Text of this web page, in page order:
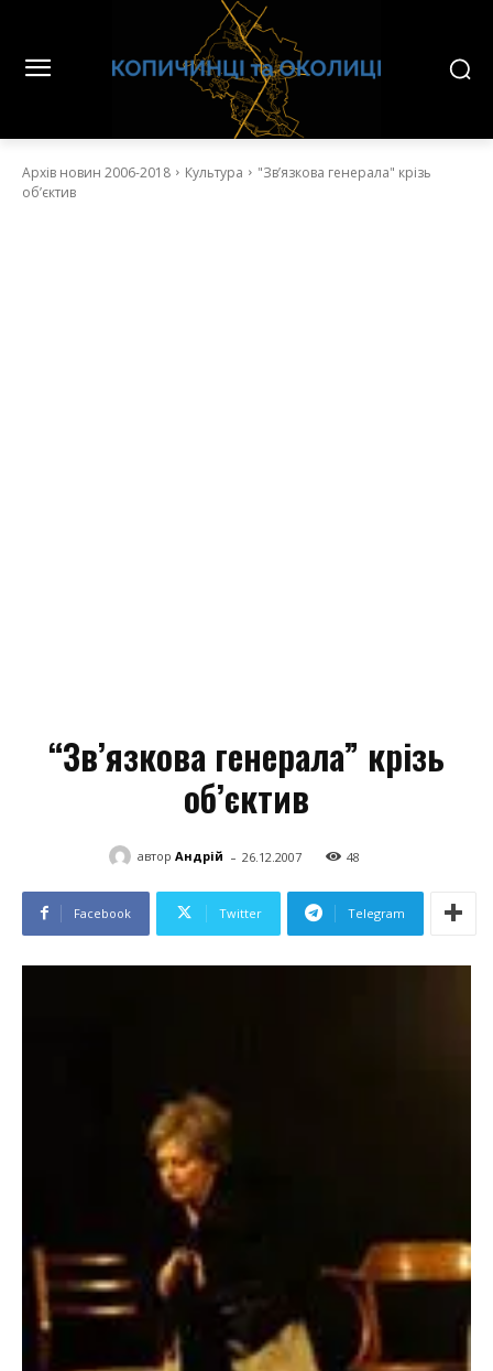
Архів новин 2006-2018 Культура
"Зв’язкова генерала" крізь
об’єктив
“Зв’язкова генерала” крізь
об’єктив
автор Андрій - 26.12.2007 48
Facebook Twitter Telegram